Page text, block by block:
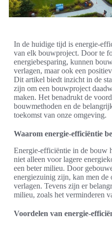
In de huidige tijd is energie-
van elk bouwproject. Door te
energiebesparing, kunnen
verlagen, maar ook een
Dit artikel biedt inzicht in de
zijn om een bouwproject
maken. Het benadrukt de
bouwmethoden en de
toekomst van onze omgeving.
Waarom energie-efficiëntie
Energie-efficiëntie in de bouw
niet alleen voor lagere
een beter milieu. Door
energiezuinig zijn, kan men de
verlagen. Tevens zijn er
milieu, zoals het verminderen
Voordelen van energie-